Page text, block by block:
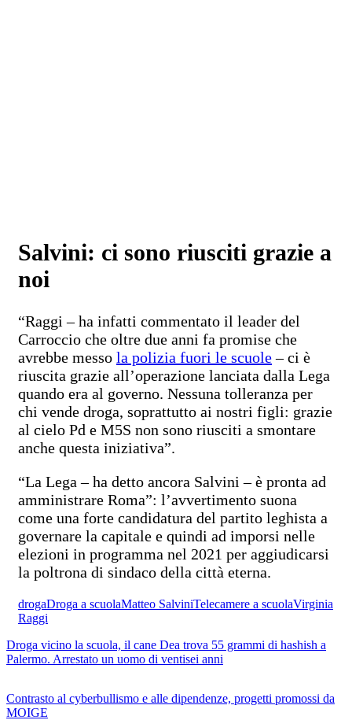
Salvini: ci sono riusciti grazie a
noi
“Raggi – ha infatti commentato il leader del
Carroccio che oltre due anni fa promise che
avrebbe messo la polizia fuori le scuole– ci è
riuscita grazie all’operazione lanciata dalla Lega
quando era al governo. Nessuna tolleranza per
chi vende droga, soprattutto ai nostri figli: grazie
al cielo Pd e M5S non sono riusciti a smontare
anche questa iniziativa”.
“La Lega – ha detto ancora Salvini – è pronta ad
amministrare Roma”: l’avvertimento suona
come una forte candidatura del partito leghista a
governare la capitale e quindi ad imporsi nelle
elezioni in programma nel 2021 per aggiudicarsi
la poltrona di sindaco della città eterna.
drogaDroga a scuolaMatteo SalviniTelecamere a scuolaVirginia
Raggi
Droga vicino la scuola, il cane Dea trova 55 grammi di hashish a
Palermo. Arrestato un uomo di ventisei anni
Contrasto al cyberbullismo e alle dipendenze, progetti promossi da
MOIGE